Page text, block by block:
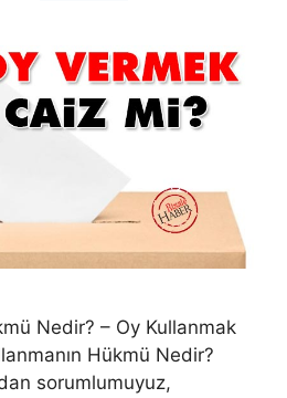
Nedir? – Oy Kullanmak
Hükmü Nedir?
sorumlumuyuz,